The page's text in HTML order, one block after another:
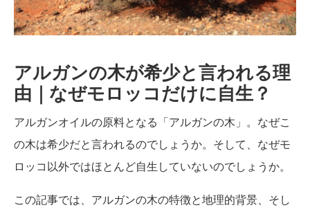
アルガンの木が希少と言われる理
由｜なぜモロッコだけに自生？
アルガンオイルの原料となる「アルガンの木」。なぜこ
の木は希少だと言われるのでしょうか。そして、なぜモ
ロッコ以外ではほとんど自生していないのでしょうか。
この記事では、アルガンの木の特徴と地理的背景、そし